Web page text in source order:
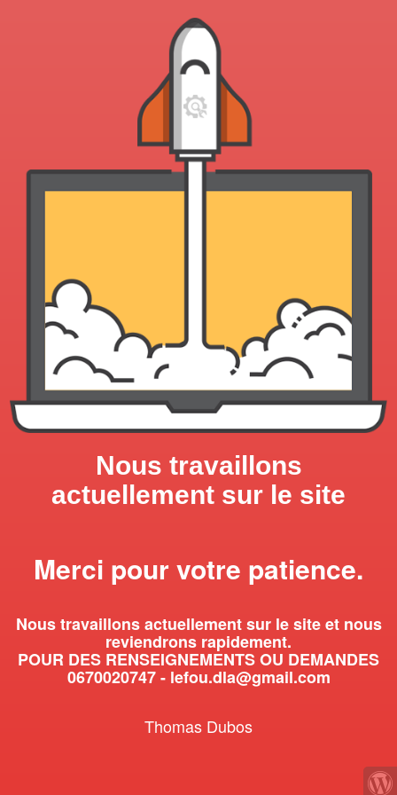
Nous travaillons
actuellement sur le site
Merci pour votre patience.
Nous travaillons actuellement sur le site et nous
reviendrons rapidement.
POUR DES RENSEIGNEMENTS OU DEMANDES
0670020747 - lefou.dla@gmail.com
Thomas Dubos